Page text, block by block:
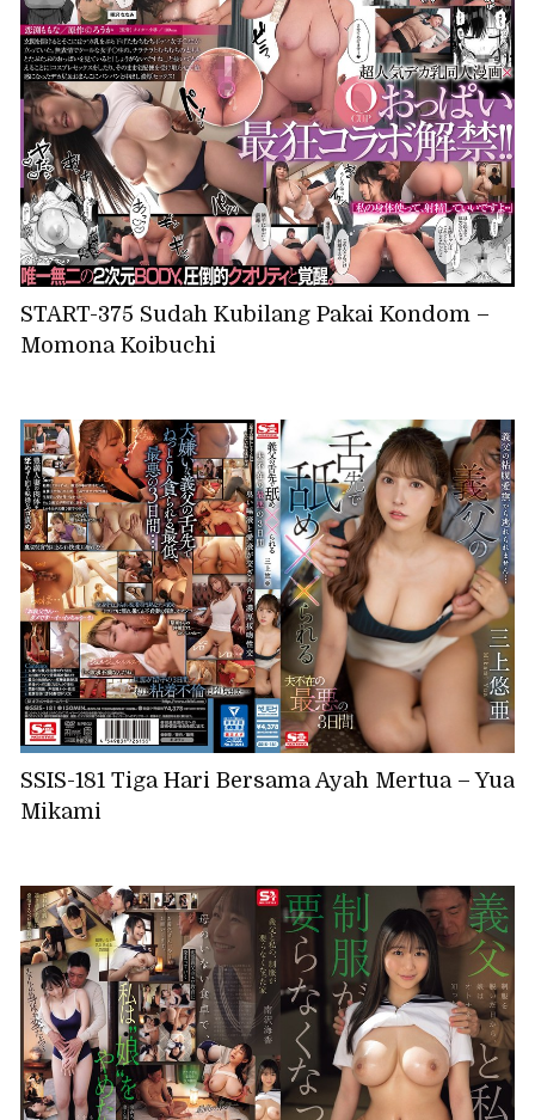
START-375 Sudah Kubilang Pakai Kondom –
Momona Koibuchi
SSIS-181 Tiga Hari Bersama Ayah Mertua – Yua
Mikami